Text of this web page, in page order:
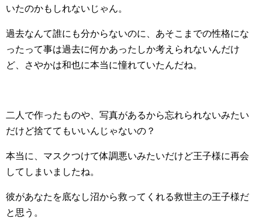
いたのかもしれないじゃん。
過去なんて誰にも分からないのに、あそこまでの性格にな
ったって事は過去に何かあったしか考えられないんだけ
ど、さやかは和也に本当に憧れていたんだね。
二人で作ったものや、写真があるから忘れられないみたい
だけど捨ててもいいんじゃないの？
本当に、マスクつけて体調悪いみたいだけど王子様に再会
してしまいましたね。
彼があなたを底なし沼から救ってくれる救世主の王子様だ
と思う。